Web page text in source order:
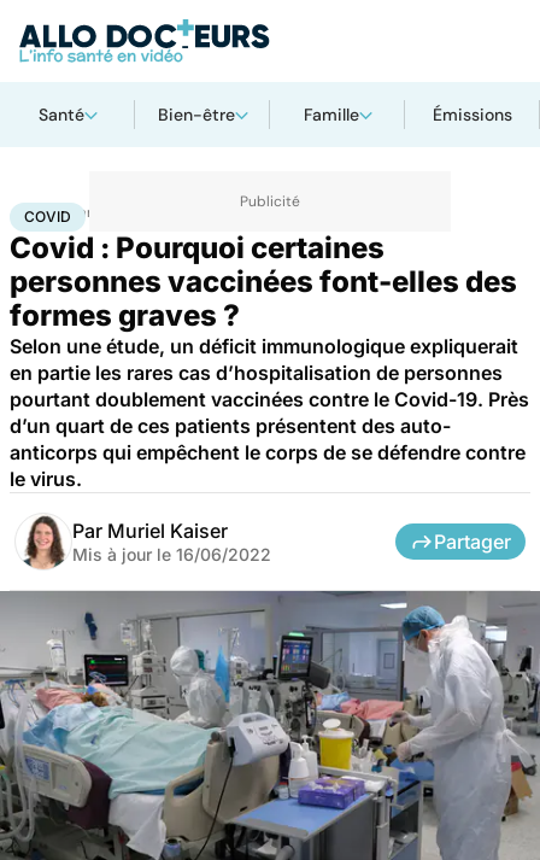
Santé Bien-être Famille Émissions
Accueil Santé Maladies infectieuses
COVID
Covid : Pourquoi certaines
personnes vaccinées font-elles des
formes graves ?
Selon une étude, un déficit immunologique expliquerait
en partie les rares cas d’hospitalisation de personnes
pourtant doublement vaccinées contre le Covid-19. Près
d’un quart de ces patients présentent des auto-
anticorps qui empêchent le corps de se défendre contre
le virus.
Par Muriel Kaiser
Mis à jour le 16/06/2022
Partager